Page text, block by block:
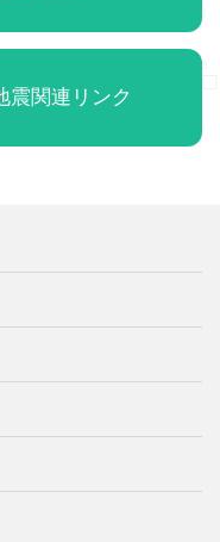
震関連リンク